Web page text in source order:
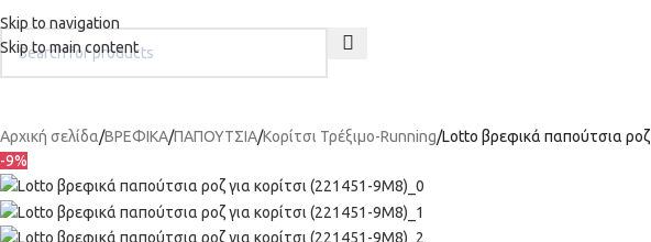
Skip to navigation
Skip to main content
+302242181022
Αρχική σελίδα ΒΡΕΦΙΚΑ ΠΑΠΟΥΤΣΙΑ Κορίτσι Τρέξιμο-Running Lotto βρεφικά παπούτσια ροζ
-9%